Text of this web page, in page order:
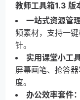
教师工具箱1.3 版
一站式资源管理
频素材，支持一
针。
实用课堂小工具
屏幕画笔、抢答
度。
办公效率套件：